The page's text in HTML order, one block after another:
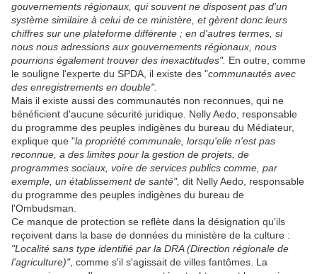
gouvernements régionaux, qui souvent ne disposent pas d'un
système similaire à celui de ce ministère, et gèrent donc leurs
chiffres sur une plateforme différente ; en d'autres termes, si
nous nous adressions aux gouvernements régionaux, nous
pourrions également trouver des inexactitudes". En outre, comme
le souligne l'experte du SPDA, il existe des "communautés avec
des enregistrements en double".
Mais il existe aussi des communautés non reconnues, qui ne
bénéficient d'aucune sécurité juridique. Nelly Aedo, responsable
du programme des peuples indigènes du bureau du Médiateur,
explique que "la propriété communale, lorsqu'elle n'est pas
reconnue, a des limites pour la gestion de projets, de
programmes sociaux, voire de services publics comme, par
exemple, un établissement de santé", dit Nelly Aedo, responsable
du programme des peuples indigènes du bureau de
l'Ombudsman.
Ce manque de protection se reflète dans la désignation qu'ils
reçoivent dans la base de données du ministère de la culture :
"Localité sans type identifié par la DRA (Direction régionale de
l'agriculture)", comme s'il s'agissait de villes fantômes. La